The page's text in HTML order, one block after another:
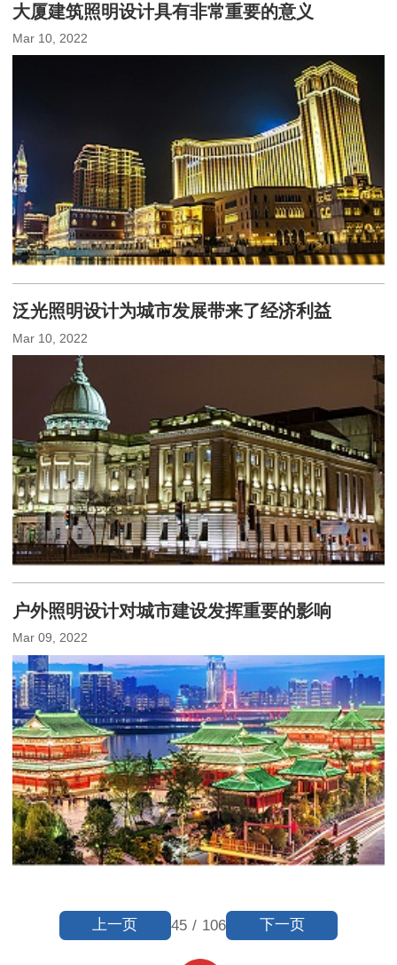
大厦建筑照明设计具有非常重要的意义
Mar 10, 2022
泛光照明设计为城市发展带来了经济利益
Mar 10, 2022
户外照明设计对城市建设发挥重要的影响
Mar 09, 2022
45 / 106
上一页 下一页